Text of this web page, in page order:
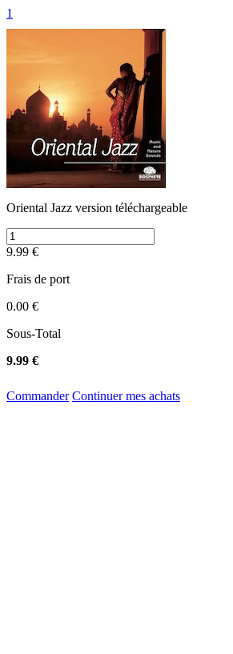
1
Oriental Jazz version téléchargeable
9.99 €
Frais de port
0.00 €
Sous-Total
9.99 €
Commander Continuer mes achats